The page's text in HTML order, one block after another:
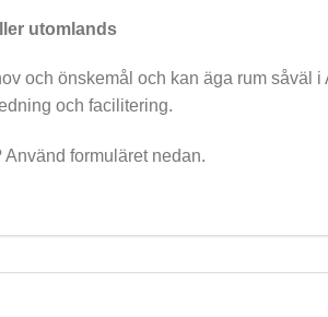
utomlands
och önskemål och kan äga rum
och facilitering.
formuläret nedan.